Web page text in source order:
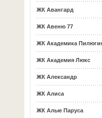
ЖК Авангард
ЖК Авеню 77
ЖК Академика
ЖК Академия Люкс
ЖК Александр
ЖК Алиса
ЖК Алые Паруса